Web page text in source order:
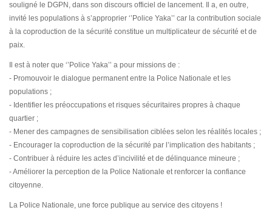
souligné le DGPN, dans son discours officiel de lancement. Il a, en outre,
invité les populations à s’approprier ‘’Police Yaka’’ car la contribution sociale
à la coproduction de la sécurité constitue un multiplicateur de sécurité et de
paix.
Il est à noter que ‘’Police Yaka’’ a pour missions de :
- Promouvoir le dialogue permanent entre la Police Nationale et les
populations ;
- Identifier les préoccupations et risques sécuritaires propres à chaque
quartier ;
- Mener des campagnes de sensibilisation ciblées selon les réalités locales ;
- Encourager la coproduction de la sécurité par l’implication des habitants ;
- Contribuer à réduire les actes d’incivilité et de délinquance mineure ;
- Améliorer la perception de la Police Nationale et renforcer la confiance
citoyenne.
La Police Nationale, une force publique au service des citoyens !